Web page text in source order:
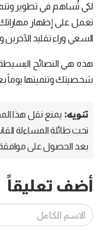
لكي تُساهم في تطوير
تعمل على إظهار مهاراتك
السعي وراء تقليد
هذه هي النصائح
شخصيتك وتنميتها يوماً
تنويه: يمنع نقل هذا
تحت طائلة المساءلة
بعد الحصول على
أضف تعليقاً